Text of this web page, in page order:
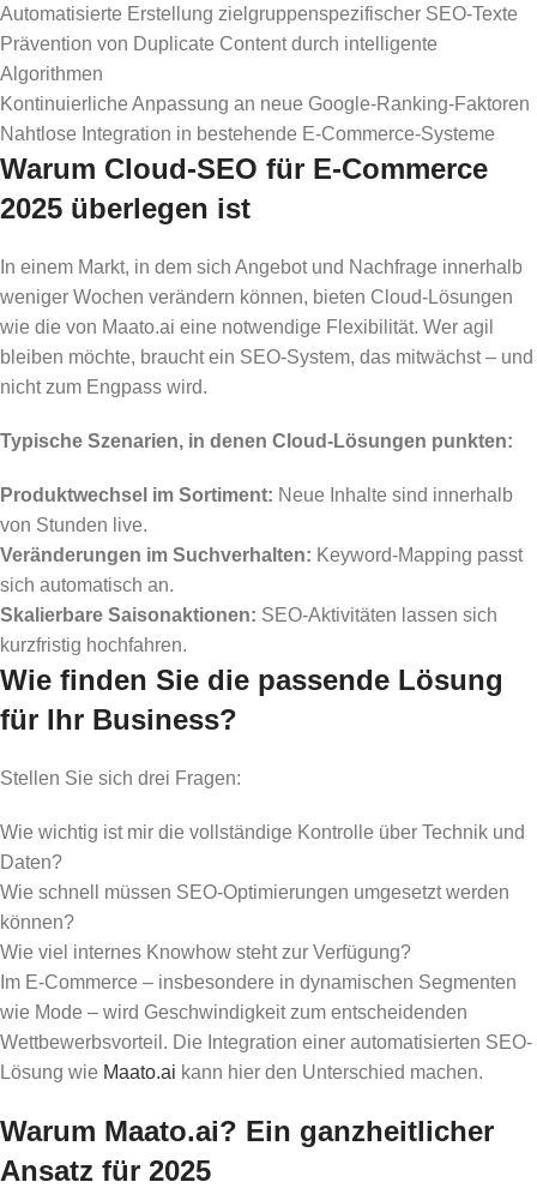
Automatisierte Erstellung zielgruppenspezifischer SEO-Texte
Prävention von Duplicate Content durch intelligente
Algorithmen
Kontinuierliche Anpassung an neue Google-Ranking-Faktoren
Nahtlose Integration in bestehende E-Commerce-Systeme
Warum Cloud-SEO für E-Commerce
2025 überlegen ist
In einem Markt, in dem sich Angebot und Nachfrage innerhalb
weniger Wochen verändern können, bieten Cloud-Lösungen
wie die von Maato.ai eine notwendige Flexibilität. Wer agil
bleiben möchte, braucht ein SEO-System, das mitwächst – und
nicht zum Engpass wird.
Typische Szenarien, in denen Cloud-Lösungen punkten:
Produktwechsel im Sortiment: Neue Inhalte sind innerhalb
von Stunden live.
Veränderungen im Suchverhalten: Keyword-Mapping passt
sich automatisch an.
Skalierbare Saisonaktionen: SEO-Aktivitäten lassen sich
kurzfristig hochfahren.
Wie finden Sie die passende Lösung
für Ihr Business?
Stellen Sie sich drei Fragen:
Wie wichtig ist mir die vollständige Kontrolle über Technik und
Daten?
Wie schnell müssen SEO-Optimierungen umgesetzt werden
können?
Wie viel internes Knowhow steht zur Verfügung?
Im E-Commerce – insbesondere in dynamischen Segmenten
wie Mode – wird Geschwindigkeit zum entscheidenden
Wettbewerbsvorteil. Die Integration einer automatisierten SEO-
Lösung wie Maato.ai kann hier den Unterschied machen.
Warum Maato.ai? Ein ganzheitlicher
Ansatz für 2025